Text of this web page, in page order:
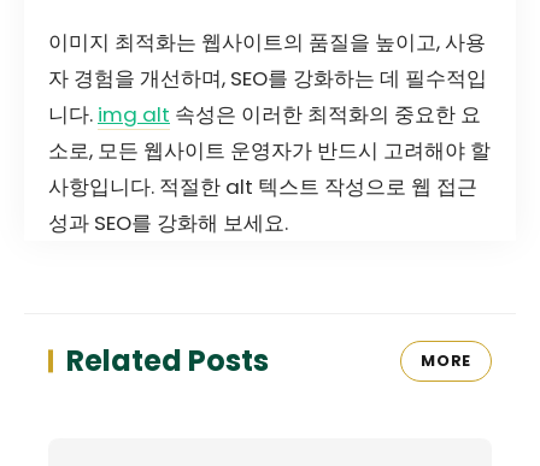
이미지 최적화는 웹사이트의 품질을 높이고, 사용
자 경험을 개선하며, SEO를 강화하는 데 필수적입
니다. img alt 속성은 이러한 최적화의 중요한 요
소로, 모든 웹사이트 운영자가 반드시 고려해야 할
사항입니다. 적절한 alt 텍스트 작성으로 웹 접근
성과 SEO를 강화해 보세요.
Related Posts MORE